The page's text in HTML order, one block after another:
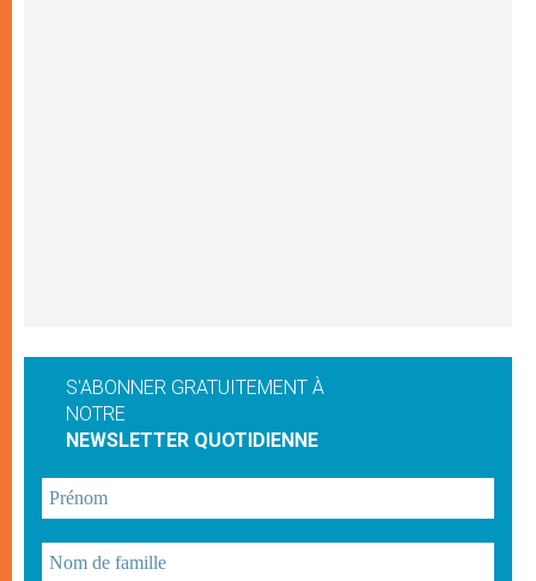
S'ABONNER GRATUITEMENT À
NOTRE
NEWSLETTER QUOTIDIENNE